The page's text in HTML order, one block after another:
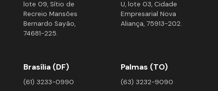
lote 09, Sítio de
Recreio Mansões
Bernardo Sayão,
74681-225.
U, lote 03, Cidade
Empresarial Nova
Aliança, 75913-202.
Brasília (DF)
(61) 3233-0990
Palmas (TO)
(63) 3232-9090